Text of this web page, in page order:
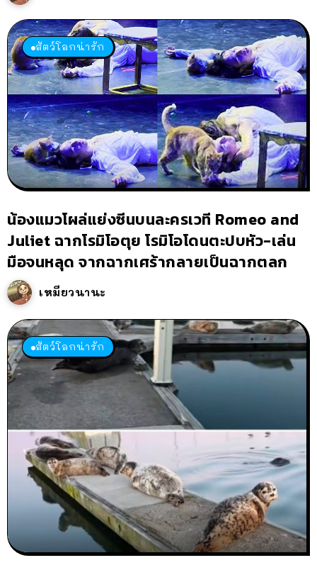
สัตว์โลกน่ารัก
น้องแมวโผล่แย่งซีนบนละครเวที Romeo and
Juliet ฉากโรมิโอตุย โรมิโอโดนตะปบหัว-เล่น
มือจนหลุด จากฉากเศร้ากลายเป็นฉากตลก
เหมียวนานะ
สัตว์โลกน่ารัก